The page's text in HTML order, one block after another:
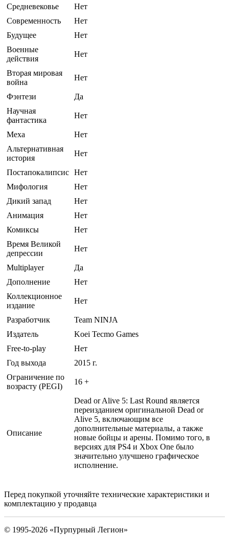
Средневековье
Нет
Современность
Нет
Будущее
Нет
Военные
действия
Нет
Вторая мировая
война
Нет
Фэнтези
Да
Научная
фантастика
Нет
Меха
Нет
Альтернативная
история
Нет
Постапокалипсис Нет
Мифология
Нет
Дикий запад
Нет
Анимация
Нет
Комиксы
Нет
Время Великой
депрессии
Нет
Multiplayer
Да
Дополнение
Нет
Коллекционное
издание
Нет
Разработчик
Team NINJA
Издатель
Koei Tecmo Games
Free-to-play
Нет
Год выхода
2015 г.
Ограничение по
возрасту (PEGI)
16 +
Описание
Dead or Alive 5: Last Round является
переизданием оригинальной Dead or
Alive 5, включающим все
дополнительные материалы, а также
новые бойцы и арены. Помимо того, в
версиях для PS4 и Xbox One было
значительно улучшено графическое
исполнение.
Перед покупкой уточняйте технические характеристики и
комплектацию у продавца
© 1995-2026 «Пурпурный Легион»